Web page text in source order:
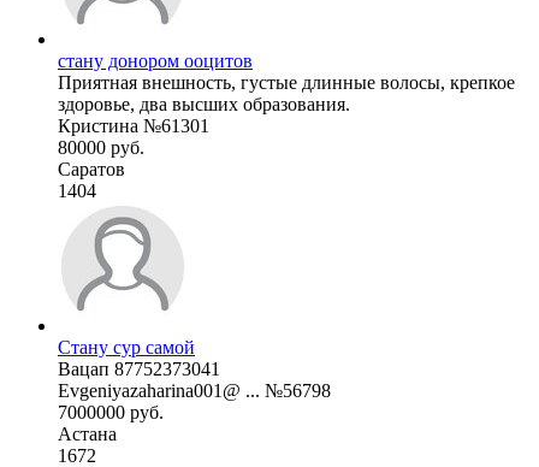
стану донором ооцитов
Приятная внешность, густые длинные волосы, крепкое
здоровье, два высших образования.
Кристина №61301
80000 руб.
Саратов
1404
Стану сур самой
Вацап 87752373041
Evgeniyazaharina001@ ... №56798
7000000 руб.
Астана
1672